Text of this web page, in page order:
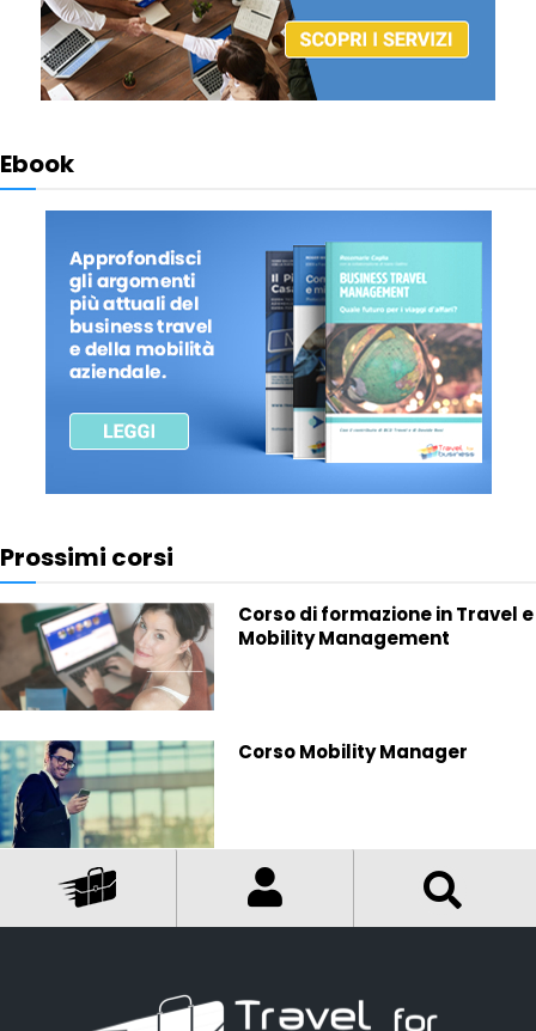
Ebook
Prossimi corsi
Corso di formazione in Travel e
Mobility Management
Corso Mobility Manager